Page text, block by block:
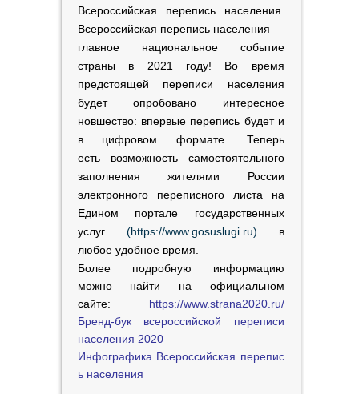
Всероссийская перепись населения.
Всероссийская перепись населения —
главное национальное событие
страны в 2021 году! Во время
предстоящей переписи населения
будет опробовано интересное
новшество: впервые перепись будет и
в цифровом формате. Теперь
есть возможность самостоятельного
заполнения жителями России
электронного переписного листа на
Едином портале государственных
услуг(https://www.gosuslugi.ru) в
любое удобное время.
Более подробную информацию
можно найти на официальном
сайте:
https://www.strana2020.ru/
Бренд-бук всероссийской переписи
населения 2020
Инфографика Всероссийская перепис
ь населения